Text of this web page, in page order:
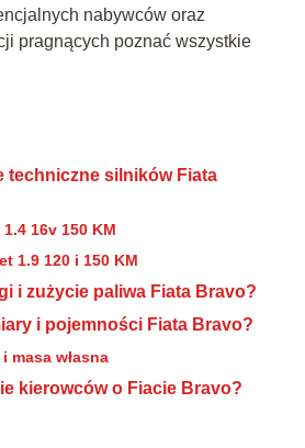
nabywców oraz
pragnących poznać wszystkie
techniczne silników Fiata
16v 150 KM
1.9 120 i 150 KM
i zużycie paliwa Fiata Bravo?
i pojemności Fiata Bravo?
masa własna
kierowców o Fiacie Bravo?